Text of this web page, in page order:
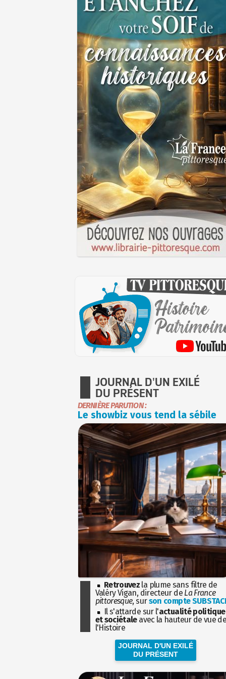
JOURNAL D'UN EXILÉ
DU PRÉSENT
DERNIÈRE PARUTION :
Le showbiz vous tend la sébile
Retrouvez la plume sans filtre de
Valéry Vigan, directeur de La France
pittoresque, surson compte
Il s'attarde sur l'actualité politique
et sociétaleavec la hauteur de vue
l'Histoire
JOURNAL D'UN EXILÉ
DU PRÉSENT